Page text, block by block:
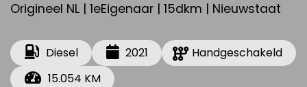
Origineel NL | 1eEigenaar | 15dkm | Nieuwstaat
Diesel 2021
Handgeschakeld
15.054 KM